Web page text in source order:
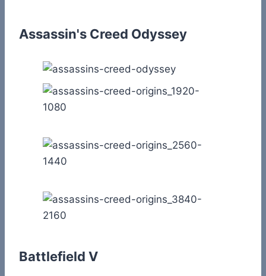
Assassin's Creed Odyssey
Battlefield V